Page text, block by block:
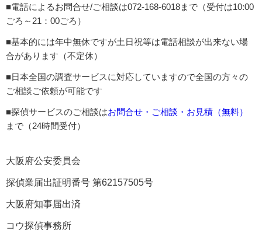
■電話によるお問合せ/ご相談は072-168-6018まで（受付は10:00
ごろ～21：00ごろ）
■基本的には年中無休ですが土日祝等は電話相談が出来ない場
合があります（不定休）
■日本全国の調査サービスに対応していますので全国の方々の
ご相談ご依頼が可能です
■探偵サービスのご相談はお問合せ・ご相談・お見積（無料）
まで（24時間受付）
大阪府公安委員会
探偵業届出証明番号 第62157505号
大阪府知事届出済
コウ探偵事務所